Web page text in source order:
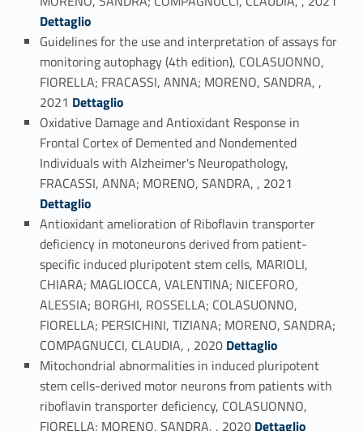
Dettaglio
Guidelines for the use and interpretation of assays for
monitoring autophagy (4th edition), COLASUONNO,
FIORELLA; FRACASSI, ANNA; MORENO, SANDRA, ,
2021 Link identifier #identifier_person_105769-19
Dettaglio
Oxidative Damage and Antioxidant Response in
Frontal Cortex of Demented and Nondemented
Individuals with Alzheimer's Neuropathology,
FRACASSI, ANNA; MORENO, SANDRA, , 2021
Dettaglio
Antioxidant amelioration of Riboflavin transporter
deficiency in motoneurons derived from patient-
specific induced pluripotent stem cells, MARIOLI,
CHIARA; MAGLIOCCA, VALENTINA; NICEFORO,
ALESSIA; BORGHI, ROSSELLA; COLASUONNO,
FIORELLA; PERSICHINI, TIZIANA; MORENO, SANDRA;
COMPAGNUCCI, CLAUDIA, , 2020 Link identifier #identifier_person_165754-21
Dettaglio
Mitochondrial abnormalities in induced pluripotent
stem cells-derived motor neurons from patients with
riboflavin transporter deficiency, COLASUONNO,
FIORELLA; MORENO, SANDRA, , 2020 Link identifier #identifier_person_180379-22
Dettaglio